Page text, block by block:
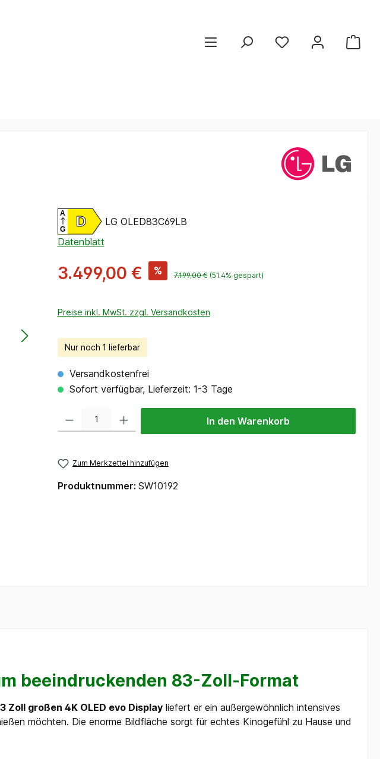
D
A
G
LG OLED83C69LB
Datenblatt
3.499,00 € % 7.199,00 € (51.4% gespart)
Preise inkl. MwSt. zzgl. Versandkosten
Nur noch 1 lieferbar
Versandkostenfrei
Sofort verfügbar, Lieferzeit: 1-3 Tage
In den Warenkorb
Zum Merkzettel hinzufügen
Produktnummer: SW10192
beeindruckenden 83-Zoll-Format
Zoll großen 4K OLED evo Display liefert er ein außergewöhnlich intensives
möchten. Die enorme Bildfläche sorgt für echtes Kinogefühl zu Hause und